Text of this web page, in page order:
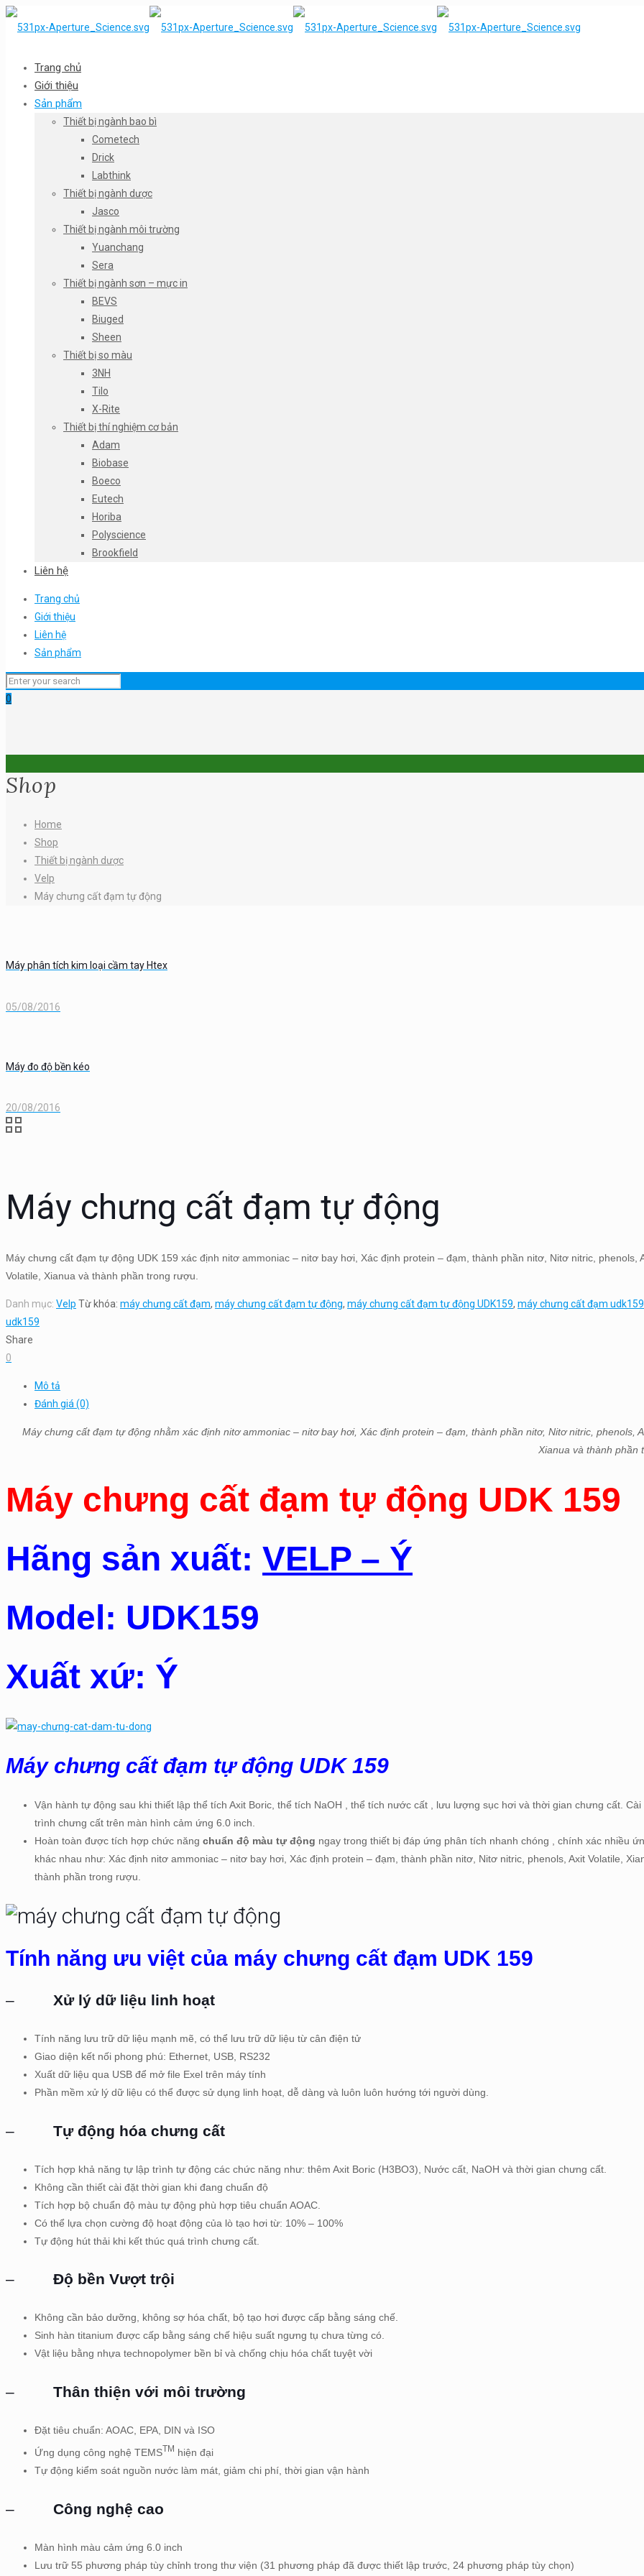
Trang chủ
Giới thiệu
Sản phẩm
Thiết bị ngành bao bì
Cometech
Drick
Labthink
Thiết bị ngành dược
Jasco
Thiết bị ngành môi trường
Yuanchang
Sera
Thiết bị ngành sơn – mực in
BEVS
Biuged
Sheen
Thiết bị so màu
3NH
Tilo
X-Rite
Thiết bị thí nghiệm cơ bản
Adam
Biobase
Boeco
Eutech
Horiba
Polyscience
Brookfield
Liên hệ
Trang chủ
Giới thiệu
Liên hệ
Sản phẩm
0
Shop
Home
Shop
Thiết bị ngành dược
Velp
Máy chưng cất đạm tự động
Máy phân tích kim loại cầm tay Htex
05/08/2016
Máy đo độ bền kéo
20/08/2016
Máy chưng cất đạm tự động
Máy chưng cất đạm tự động UDK 159 xác định nitơ ammoniac – nitơ bay hơi, Xác định protein – đạm, thành phần nitơ, Nitơ nitric, phenols,
Volatile, Xianua và thành phần trong rượu.
Danh mục: Velp Từ khóa: máy chưng cất đạm, máy chưng cất đạm tự động, máy chưng cất đạm tự động UDK159, máy chưng cất đạm udk159
udk159
Share
0
Mô tả
Đánh giá (0)
Máy chưng cất đạm tự động nhằm xác định nitơ ammoniac – nitơ bay hơi, Xác định protein – đạm, thành phần nitơ, Nitơ nitric, phenols,
Xianua và thành phần
Máy chưng cất đạm tự động UDK 159
Hãng sản xuất: VELP – Ý
Model: UDK159
Xuất xứ: Ý
Máy chưng cất đạm tự động UDK 159
Vận hành tự động sau khi thiết lập thể tích Axit Boric, thể tích NaOH , thể tích nước cất , lưu lượng sục hơi và thời gian chưng cất. Cài
trình chưng cất trên màn hình cảm ứng 6.0 inch.
Hoàn toàn được tích hợp chức năng chuẩn độ màu tự động ngay trong thiết bị đáp ứng phân tích nhanh chóng , chính xác nhiều
khác nhau như: Xác định nitơ ammoniac – nitơ bay hơi, Xác định protein – đạm, thành phần nitơ, Nitơ nitric, phenols, Axit Volatile,
thành phần trong rượu.
Tính năng ưu việt của máy chưng cất đạm UDK 159
– Xử lý dữ liệu linh hoạt
Tính năng lưu trữ dữ liệu mạnh mẽ, có thể lưu trữ dữ liệu từ cân điện tử
Giao diện kết nối phong phú: Ethernet, USB, RS232
Xuất dữ liệu qua USB để mở file Exel trên máy tính
Phần mềm xử lý dữ liệu có thể được sử dụng linh hoạt, dễ dàng và luôn luôn hướng tới người dùng.
– Tự động hóa chưng cất
Tích hợp khả năng tự lập trình tự động các chức năng như: thêm Axit Boric (H3BO3), Nước cất, NaOH và thời gian chưng cất.
Không cần thiết cài đặt thời gian khi đang chuẩn độ
Tích hợp bộ chuẩn độ màu tự động phù hợp tiêu chuẩn AOAC.
Có thể lựa chọn cường độ hoạt động của lò tạo hơi từ: 10% – 100%
Tự động hút thải khi kết thúc quá trình chưng cất.
– Độ bền Vượt trội
Không cần bảo dưỡng, không sợ hóa chất, bộ tạo hơi được cấp bằng sáng chế.
Sinh hàn titanium được cấp bằng sáng chế hiệu suất ngưng tụ chưa từng có.
Vật liệu bằng nhựa technopolymer bền bỉ và chống chịu hóa chất tuyệt vời
– Thân thiện với môi trường
Đặt tiêu chuẩn: AOAC, EPA, DIN và ISO
Ứng dụng công nghệ TEMSTM hiện đại
Tự động kiểm soát nguồn nước làm mát, giảm chi phí, thời gian vận hành
– Công nghệ cao
Màn hình màu cảm ứng 6.0 inch
Lưu trữ 55 phương pháp tùy chỉnh trong thư viện (31 phương pháp đã được thiết lập trước, 24 phương pháp tùy chọn)